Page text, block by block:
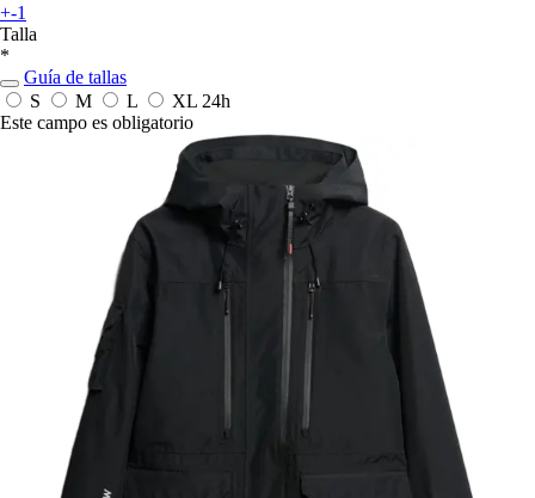
+-1
Talla
*
Guía de tallas
S
M L XL 24h
Este campo es obligatorio